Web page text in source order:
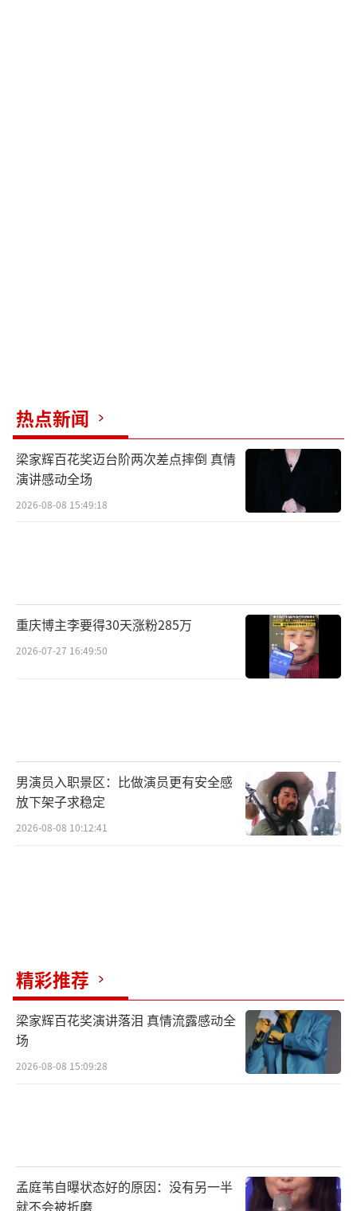
热点新闻
梁家辉百花奖迈台阶两次差点摔倒 真情
演讲感动全场
2026-08-08 15:49:18
重庆博主李要得30天涨粉285万
2026-07-27 16:49:50
男演员入职景区：比做演员更有安全感
放下架子求稳定
2026-08-08 10:12:41
精彩推荐
梁家辉百花奖演讲落泪 真情流露感动全
场
2026-08-08 15:09:28
孟庭苇自曝状态好的原因：没有另一半
就不会被折磨